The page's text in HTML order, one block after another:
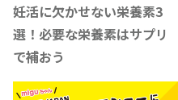
妊活に欠かせない栄養素3
選！必要な栄養素はサプリ
で補おう